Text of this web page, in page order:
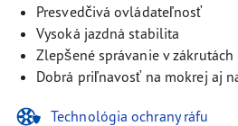
Presvedčivá ovládateľnosť
Vysoká jazdná stabilita
Zlepšené správanie v zákrutách
Dobrá priľnavosť na mokrej aj
Technológia ochrany ráfu